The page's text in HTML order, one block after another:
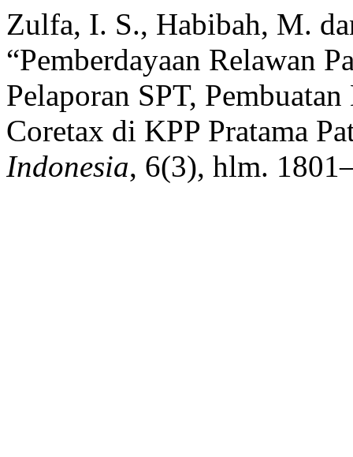
Zulfa, I. S., Habibah, M.
“Pemberdayaan Relawan
Pelaporan SPT,
Coretax di KPP Pratama
Indonesia, 6(3), hlm.